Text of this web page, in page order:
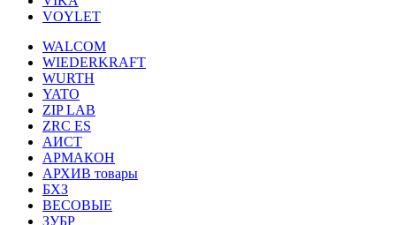
VOYLET
WALCOM
WIEDERKRAFT
WURTH
YATO
ZIP LAB
ZRC ES
АИСТ
АРМАКОН
АРХИВ товары
БХЗ
ВЕСОВЫЕ
ЗУБР